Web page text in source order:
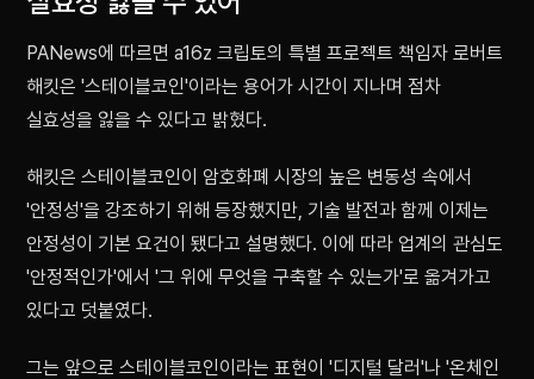
PANews에 따르면 a16z 크립토의 특별 프로젝트 책임자 로버트
해킷은 '스테이블코인'이라는 용어가 시간이 지나며 점차
실효성을 잃을 수 있다고 밝혔다.
해킷은 스테이블코인이 암호화폐 시장의 높은 변동성 속에서
'안정성'을 강조하기 위해 등장했지만, 기술 발전과 함께 이제는
안정성이 기본 요건이 됐다고 설명했다. 이에 따라 업계의 관심도
'안정적인가'에서 '그 위에 무엇을 구축할 수 있는가'로 옮겨가고
있다고 덧붙였다.
그는 앞으로 스테이블코인이라는 표현이 '디지털 달러'나 '온체인